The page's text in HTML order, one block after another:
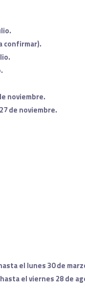
confirmar).
noviembre.
de noviembre.
el lunes 30 de
el viernes 28 de